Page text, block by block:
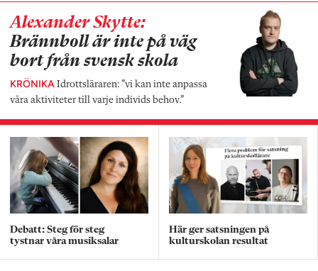
Alexander Skytte:
Brännboll är inte på väg
bort från svensk skola
KRÖNIKA Idrottsläraren: ”vi kan inte anpassa
våra aktiviteter till varje individs behov.”
Debatt: Steg för steg
tystnar våra musiksalar
Här ger satsningen på
kulturskolan resultat